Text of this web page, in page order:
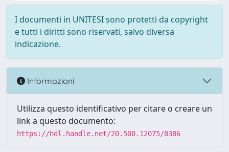
I documenti in UNITESI sono protetti da copyright
e tutti i diritti sono riservati, salvo diversa
indicazione.
Informazioni
Utilizza questo identificativo per citare o creare un
link a questo documento:
https://hdl.handle.net/20.500.12075/8386